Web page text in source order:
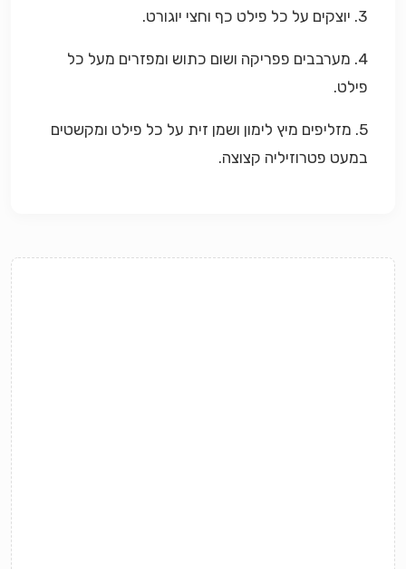
3. יוצקים על כל פילט כף וחצי יוגורט.
4. מערבבים פפריקה ושום כתוש ומפזרים מעל כל
פילט.
5. מזליפים מיץ לימון ושמן זית על כל פילט ומקשטים
במעט פטרוזיליה קצוצה.